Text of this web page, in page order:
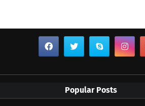
Popular Posts